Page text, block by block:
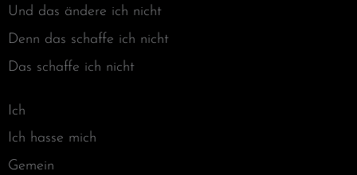
Und das ändere ich nicht
Denn das schaffe ich nicht
Das schaffe ich nicht
Ich
Ich hasse mich
Gemein